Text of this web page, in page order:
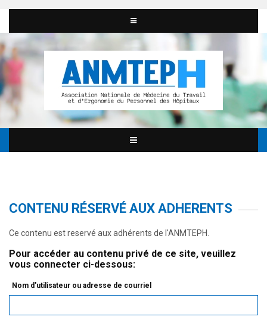
CONTENU RÉSERVÉ AUX ADHERENTS
Ce contenu est reservé aux adhérents de l'ANMTEPH.
Pour accéder au contenu privé de ce site, veuillez
vous connecter ci-dessous:
Nom d'utilisateur ou adresse de courriel